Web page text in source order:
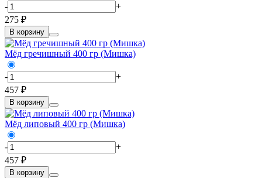
-
+
275 ₽
В корзину
Мёд гречишный 400 гр (Мишка)
-
+
457 ₽
В корзину
Мёд липовый 400 гр (Мишка)
-
+
457 ₽
В корзину